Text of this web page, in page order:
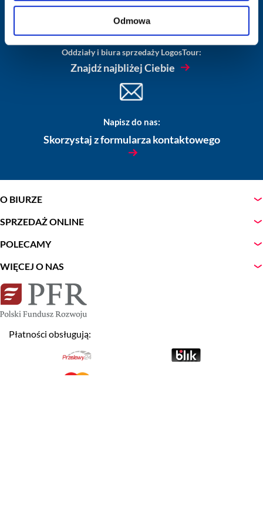
Odmowa
Oddziały i biura sprzedaży LogosTour:
Znajdź najbliżej Ciebie
Napisz do nas:
Skorzystaj z formularza kontaktowego
O BIURZE
SPRZEDAŻ ONLINE
POLECAMY
WIĘCEJ O NAS
Płatności obsługują: